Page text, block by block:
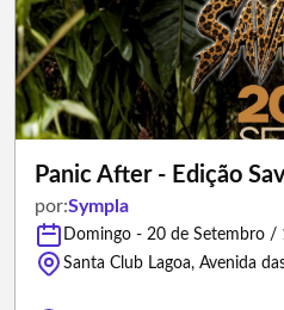
Panic After - Edição
por:Sympla
Domingo - 20 de Setembro /